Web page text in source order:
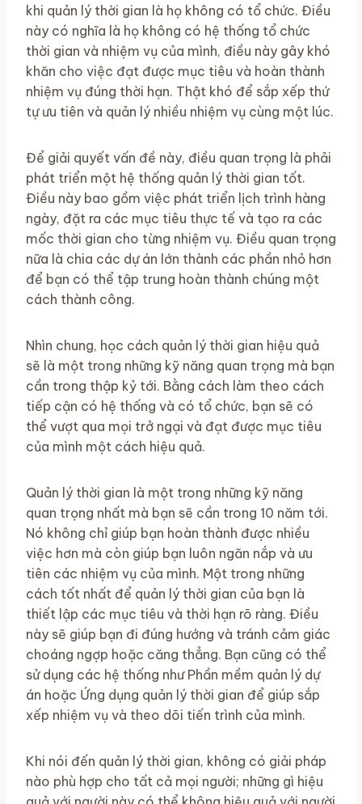
khi quản lý thời gian là họ không có tổ chức. Điều
này có nghĩa là họ không có hệ thống tổ chức
thời gian và nhiệm vụ của mình, điều này gây khó
khăn cho việc đạt được mục tiêu và hoàn thành
nhiệm vụ đúng thời hạn. Thật khó để sắp xếp thứ
tự ưu tiên và quản lý nhiều nhiệm vụ cùng một lúc.
Để giải quyết vấn đề này, điều quan trọng là phải
phát triển một hệ thống quản lý thời gian tốt.
Điều này bao gồm việc phát triển lịch trình hàng
ngày, đặt ra các mục tiêu thực tế và tạo ra các
mốc thời gian cho từng nhiệm vụ. Điều quan trọng
nữa là chia các dự án lớn thành các phần nhỏ hơn
để bạn có thể tập trung hoàn thành chúng một
cách thành công.
Nhìn chung, học cách quản lý thời gian hiệu quả
sẽ là một trong những kỹ năng quan trọng mà bạn
cần trong thập kỷ tới. Bằng cách làm theo cách
tiếp cận có hệ thống và có tổ chức, bạn sẽ có
thể vượt qua mọi trở ngại và đạt được mục tiêu
của mình một cách hiệu quả.
Quản lý thời gian là một trong những kỹ năng
quan trọng nhất mà bạn sẽ cần trong 10 năm tới.
Nó không chỉ giúp bạn hoàn thành được nhiều
việc hơn mà còn giúp bạn luôn ngăn nắp và ưu
tiên các nhiệm vụ của mình. Một trong những
cách tốt nhất để quản lý thời gian của bạn là
thiết lập các mục tiêu và thời hạn rõ ràng. Điều
này sẽ giúp bạn đi đúng hướng và tránh cảm giác
choáng ngợp hoặc căng thẳng. Bạn cũng có thể
sử dụng các hệ thống như Phần mềm quản lý dự
án hoặc Ứng dụng quản lý thời gian để giúp sắp
xếp nhiệm vụ và theo dõi tiến trình của mình.
Khi nói đến quản lý thời gian, không có giải pháp
nào phù hợp cho tất cả mọi người; những gì hiệu